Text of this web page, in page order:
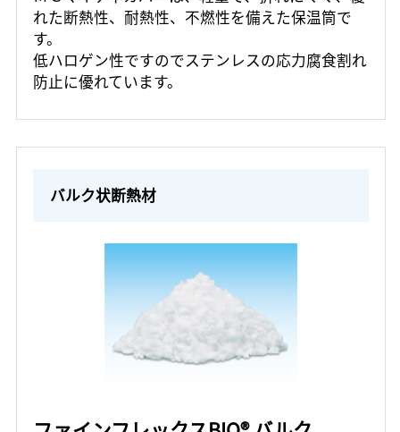
れた断熱性、耐熱性、不燃性を備えた保温筒で
す。
低ハロゲン性ですのでステンレスの応力腐食割れ
防止に優れています。
バルク状断熱材